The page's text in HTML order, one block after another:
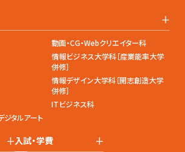
+
動画・CG・Webクリエイター科
情報ビジネス大学科［産業能率大学
併修］
情報デザイン大学科［開志創造大学
併修］
ITビジネス科
ジタルアート
+入試・学費 +